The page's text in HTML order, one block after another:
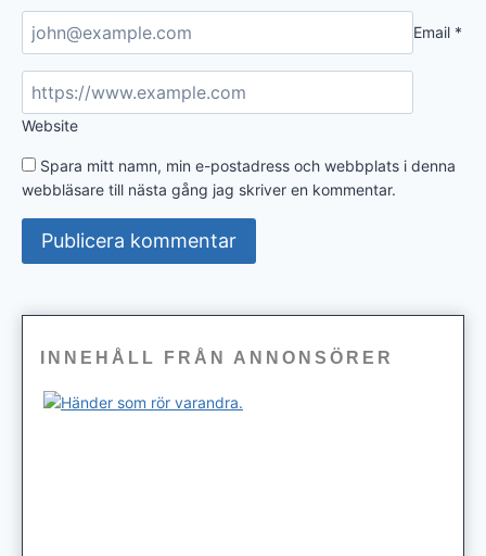
Email *
Website
Spara mitt namn, min e-postadress och webbplats i denna
webbläsare till nästa gång jag skriver en kommentar.
INNEHÅLL FRÅN ANNONSÖRER